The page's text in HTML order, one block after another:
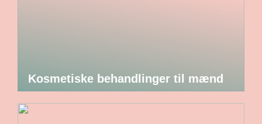
Kosmetiske behandlinger til mænd